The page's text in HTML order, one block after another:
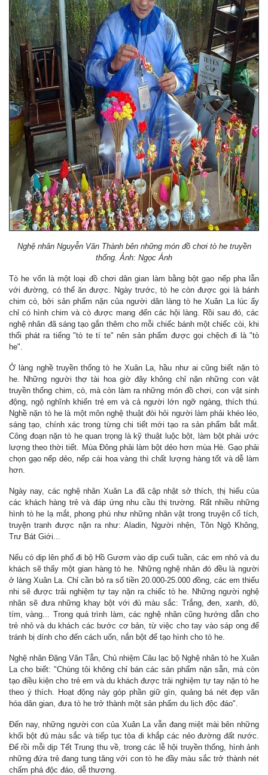
Nghệ nhân Nguyễn Văn Thành bên những món đồ chơi tò he truyền
thống. Ảnh: Ngọc Ánh
Tò he vốn là một loại đồ chơi dân gian làm bằng bột gạo nếp pha lẫn
với đường, có thể ăn được. Ngày trước, tò he còn được gọi là bánh
chim cò, bởi sản phẩm nặn của người dân làng tò he Xuân La lúc ấy
chỉ có hình chim và cò được mang đến các hội làng. Rồi sau đó, các
nghệ nhân đã sáng tạo gắn thêm cho mỗi chiếc bánh một chiếc còi, khi
thổi phát ra tiếng "tò te tí te" nên sản phẩm được gọi chệch đi là "tò
he".
Ở làng nghề truyền thống tò he Xuân La, hầu như ai cũng biết nặn tò
he. Những người thợ tài hoa giờ đây không chỉ nặn những con vật
truyền thống chim, cò, mà còn làm ra những món đồ chơi, con vật sinh
động, ngộ nghĩnh khiến trẻ em và cả người lớn ngỡ ngàng, thích thú.
Nghề nặn tò he là một môn nghệ thuật đòi hỏi người làm phải khéo léo,
sáng tạo, chính xác trong từng chi tiết mới tạo ra sản phẩm bắt mắt.
Công đoạn nặn tò he quan trọng là kỹ thuật luộc bột, làm bột phải ước
lượng theo thời tiết. Mùa Đông phải làm bột dẻo hơn mùa Hè. Gạo phải
chọn gạo nếp dẻo, nếp cái hoa vàng thì chất lượng hàng tốt và dễ làm
hơn.
Ngày nay, các nghệ nhân Xuân La đã cập nhật sở thích, thị hiếu của
các khách hàng trẻ và đáp ứng nhu cầu thị trường. Rất nhiều những
hình tò he lạ mắt, phong phú như những nhân vật trong truyện cổ tích,
truyện tranh được nặn ra như: Aladin, Người nhện, Tôn Ngộ Không,
Trư Bát Giới...
Nếu có dịp lên phố đi bộ Hồ Gươm vào dịp cuối tuần, các em nhỏ và du
khách sẽ thấy một gian hàng tò he. Những nghệ nhân đó đều là người
ở làng Xuân La. Chỉ cần bỏ ra số tiền 20.000-25.000 đồng, các em thiếu
nhi sẽ được trải nghiệm tự tay nặn ra chiếc tò he. Những người nghệ
nhân sẽ đưa những khay bột với đủ màu sắc: Trắng, đen, xanh, đỏ,
tím, vàng... Trong quá trình làm, các nghệ nhân cũng hướng dẫn cho
trẻ nhỏ và du khách các bước cơ bản, từ việc cho tay vào sáp ong để
tránh bị dính cho đến cách uốn, nắn bột để tạo hình cho tò he.
Nghệ nhân Đặng Văn Tẫn, Chủ nhiệm Câu lạc bộ Nghệ nhân tò he Xuân
La cho biết: "Chúng tôi không chỉ bán các sản phẩm nặn sẵn, mà còn
tạo điều kiện cho trẻ em và du khách được trải nghiệm tự tay nặn tò he
theo ý thích. Hoạt động này góp phần giữ gìn, quảng bá nét đẹp văn
hóa dân gian, đưa tò he trở thành một sản phẩm du lịch độc đáo".
Đến nay, những người con của Xuân La vẫn đang miệt mài bên những
khối bột đủ màu sắc và tiếp tục tỏa đi khắp các nẻo đường đất nước.
Để rồi mỗi dịp Tết Trung thu về, trong các lễ hội truyền thống, hình ảnh
những đứa trẻ đang tung tăng với con tò he đầy màu sắc trở thành nét
chấm phá độc đáo, dễ thương.